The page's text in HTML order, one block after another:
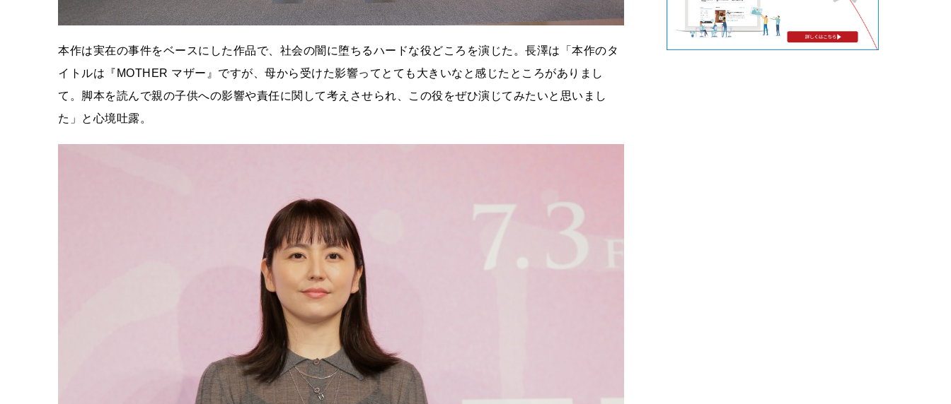
本作は実在の事件をベースにした作品で、社会の闇に堕ちるハードな役どころを演じた。長澤は「本作のタ
イトルは『MOTHER マザー』ですが、母から受けた影響ってとても大きいなと感じたところがありまし
て。脚本を読んで親の子供への影響や責任に関して考えさせられ、この役をぜひ演じてみたいと思いまし
た」と心境吐露。